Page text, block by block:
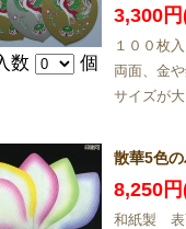
数 個
3,300
１００枚
両面、金
サイズが大
散華5色の
8,250
和紙製 表